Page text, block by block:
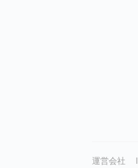
運営会社